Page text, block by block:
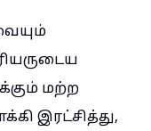
மற்ற
இரட்சித்து,